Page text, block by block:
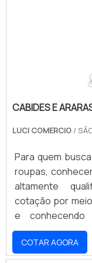
DURANTE O
mantém no
CABIDES E
LUCI COMERCIO /
Para quem
roupas,
altamente
cotação por
e
importante
prestado por
Esse tipo de
COTAR AGORA